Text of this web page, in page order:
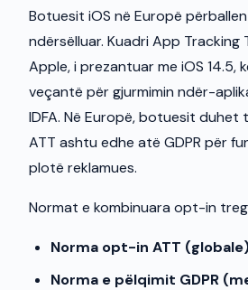
Botuesit iOS në Europë
ndërsëlluar. Kuadri App Tracking
Apple, i prezantuar me iOS 14.5,
veçantë për gjurmimin ndër-
IDFA. Në Europë, botuesit duhet
ATT ashtu edhe atë GDPR për
plotë reklamues.
Normat e kombinuara opt-in
Norma opt-in ATT
Norma e pëlqimit GDPR